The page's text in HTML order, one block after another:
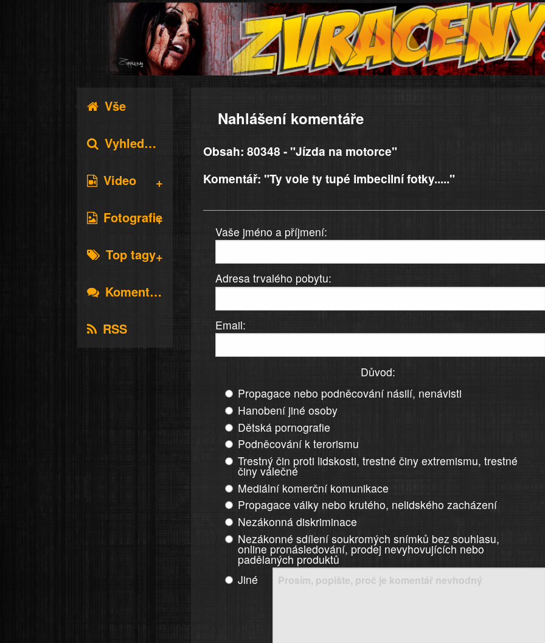
Vše
Vyhledávání
Video
Fotografie
Top tagy
Komentáře
RSS
Nahlášení komentáře
Obsah: 80348 - "Jízda na motorce"
Komentář: "Ty vole ty tupé imbecilní fotky....."
Vaše jméno a příjmení:
Adresa trvalého pobytu:
Email:
Důvod:
Propagace nebo podněcování násilí, nenávisti
Hanobení jiné osoby
Dětská pornografie
Podněcování k terorismu
Trestný čin proti lidskosti, trestné činy extremismu, trestné
činy válečné
Mediální komerční komunikace
Propagace války nebo krutého, nelidského zacházení
Nezákonná diskriminace
Nezákonné sdílení soukromých snímků bez souhlasu,
online pronásledování, prodej nevyhovujících nebo
padělaných produktů
Jiné